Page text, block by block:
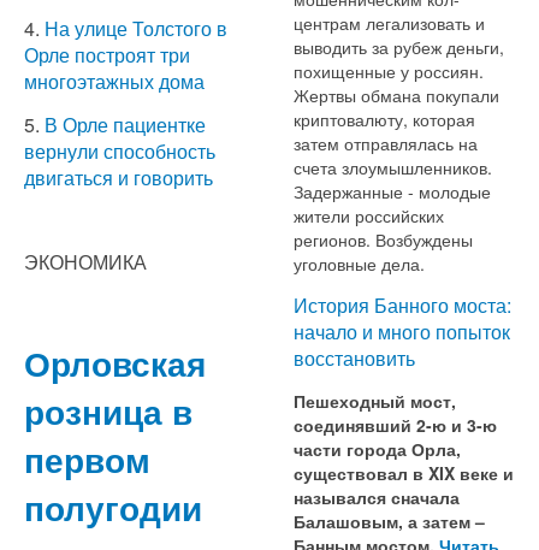
4. На улице Толстого в
Орле построят три
многоэтажных дома
5. В Орле пациентке
вернули способность
двигаться и говорить
ЭКОНОМИКА
Орловская
розница в
первом
полугодии
центрам легализовать и
выводить за рубеж деньги,
похищенные у россиян.
Жертвы обмана покупали
криптовалюту, которая
затем отправлялась на
счета злоумышленников.
Задержанные - молодые
жители российских
регионов. Возбуждены
уголовные дела.
История Банного моста:
начало и много попыток
восстановить
Пешеходный мост,
соединявший 2-ю и 3-ю
части города Орла,
существовал в XIX веке и
назывался сначала
Балашовым, а затем –